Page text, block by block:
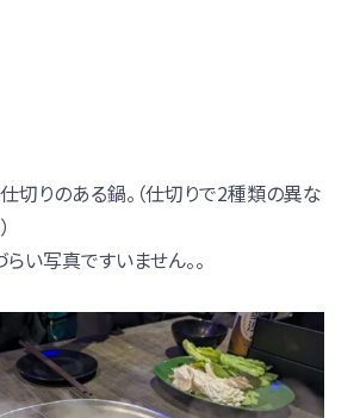
切りのある鍋。（仕切りで2種類の異な
い写真ですいません。。